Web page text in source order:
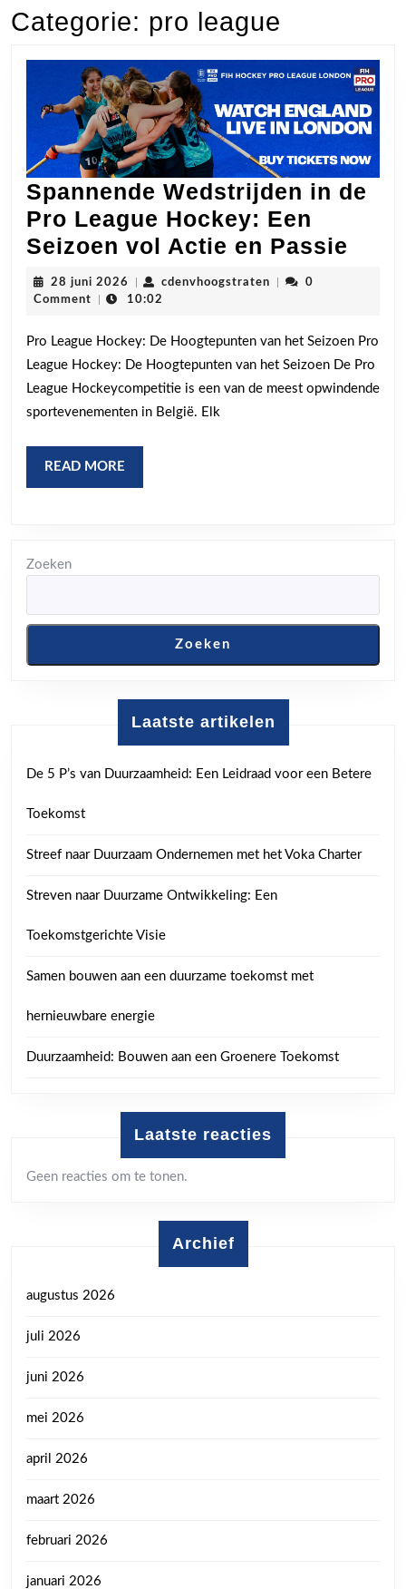
Categorie: pro league
Spannende Wedstrijden in de
Pro League Hockey: Een
Seizoen vol Actie en Passie
Pro
28 juni 2026 28
juni
cdenvhoogstraten cdenvhoogstraten
0
Comment
10:02
Pro League Hockey: De Hoogtepunten van het Seizoen Pro
League Hockey: De Hoogtepunten van het Seizoen De Pro
League Hockeycompetitie is een van de meest opwindende
sportevenementen in België. Elk
READ MORE
MORE
Zoeken
Zoeken
Laatste artikelen
De 5 P’s van Duurzaamheid: Een Leidraad voor een Betere
Toekomst
Streef naar Duurzaam Ondernemen met het Voka Charter
Streven naar Duurzame Ontwikkeling: Een
Toekomstgerichte Visie
Samen bouwen aan een duurzame toekomst met
hernieuwbare energie
Duurzaamheid: Bouwen aan een Groenere Toekomst
Laatste reacties
Geen reacties om te tonen.
Archief
augustus 2026
juli 2026
juni 2026
mei 2026
april 2026
maart 2026
februari 2026
januari 2026